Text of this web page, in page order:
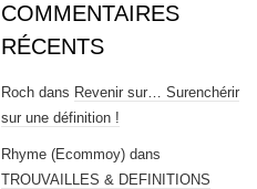
COMMENTAIRES
RÉCENTS
Roch dans Revenir sur… Surenchérir
sur une définition !
Rhyme (Ecommoy) dans
TROUVAILLES & DEFINITIONS